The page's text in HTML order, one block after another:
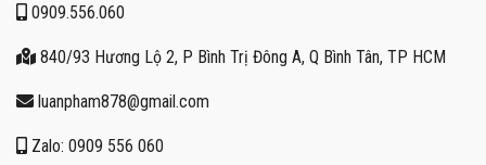
0909.556.060
840/93 Hương Lộ 2, P Bình Trị Đông A, Q Bình Tân, TP HCM
luanpham878@gmail.com
Zalo: 0909 556 060